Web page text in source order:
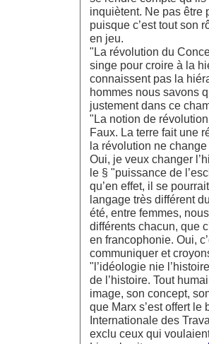
inquiètent. Ne pas être
puisque c’est tout son
en jeu.
"La révolution du
singe pour croire à la
connaissent pas la
hommes nous savons
justement dans ce
"La notion de
Faux. La terre fait une
la révolution ne change
Oui, je veux changer
le § "puissance de
qu’en effet, il se
langage très différent
été, entre femmes,
différents chacun, que
en francophonie. Oui,
communiquer et
"l’idéologie nie
de l’histoire. Tout
image, son concept,
que Marx s’est offert le
Internationale des
exclu ceux qui